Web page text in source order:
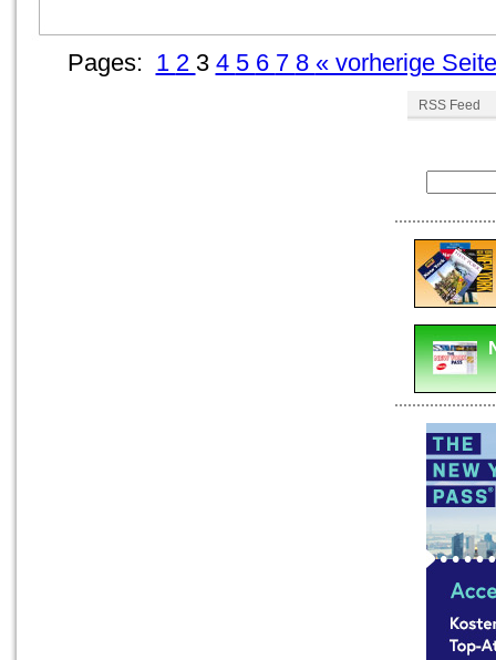
Pages: 1 2 3 4 5 6 7 8 « vorherige Seite
RSS Feed